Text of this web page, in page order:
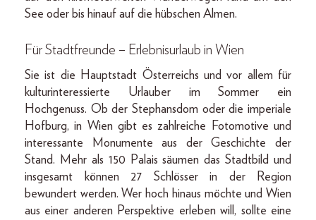
See oder bis hinauf auf die hübschen Almen.
Für Stadtfreunde – Erlebnisurlaub in Wien
Sie ist die Hauptstadt Österreichs und vor allem für
kulturinteressierte Urlauber im Sommer ein
Hochgenuss. Ob der Stephansdom oder die imperiale
Hofburg, in Wien gibt es zahlreiche Fotomotive und
interessante Monumente aus der Geschichte der
Stand. Mehr als 150 Palais säumen das Stadtbild und
insgesamt können 27 Schlösser in der Region
bewundert werden. Wer hoch hinaus möchte und Wien
aus einer anderen Perspektive erleben will, sollte eine